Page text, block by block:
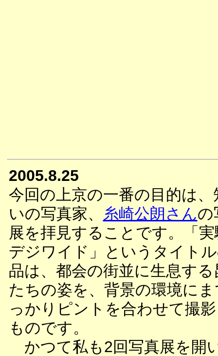
2005.8.25
今回の上京の一番の目的は、
いの写真家、
糸崎公朗さんの
展を拝見することです。「実
デジワイド」というタイト
品は、都会の街並に生息する
たちの姿を、背景の環境に
っかりピントを合わせて撮
ものです。
かつて私も2回写真展を開